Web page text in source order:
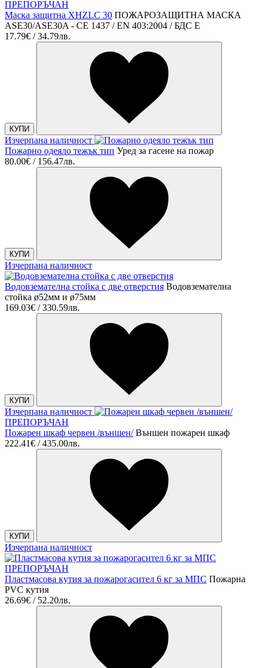
ПРЕПОРЪЧАН
Маска защитна XHZLC 30 ПОЖАРОЗАЩИТНА МАСКА
ASE30/ASE30A - CE 1437 / EN 403:2004 / БДС E
17.79€ / 34.79лв.
КУПИ
Изчерпана наличност
Пожарно одеяло тежък тип Уред за гасене на пожар
80.00€ / 156.47лв.
КУПИ
Изчерпана наличност
Водовземателна стойка с две отверстия Водовземателна
стойка ø52мм и ø75мм
169.03€ / 330.59лв.
КУПИ
Изчерпана наличност
ПРЕПОРЪЧАН
Пожарен шкаф червен /външен/ Външен пожарен шкаф
222.41€ / 435.00лв.
КУПИ
Изчерпана наличност
ПРЕПОРЪЧАН
Пластмасова кутия за пожарогасител 6 кг за МПС Пожарна
PVC кутия
26.69€ / 52.20лв.